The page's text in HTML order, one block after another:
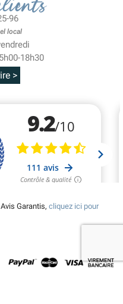
96
local
18h30
>
Garantis, cliquez ici pour